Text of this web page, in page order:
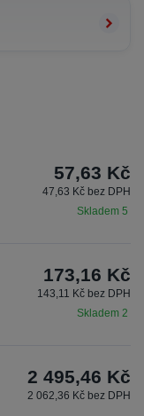
Skladem 5
57,63 Kč
47,63 Kč bez DPH
Skladem 2
173,16 Kč
143,11 Kč bez DPH
2 495,46 Kč
2 062,36 Kč bez DPH